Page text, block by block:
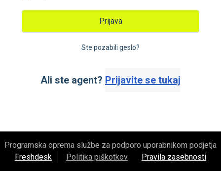
Prijava
Ste pozabili geslo?
Ali ste agent? Prijavite se tukaj
Programska oprema službe za podporo uporabnikom podjetja
Freshdesk
Politika piškotkov Pravila zasebnosti